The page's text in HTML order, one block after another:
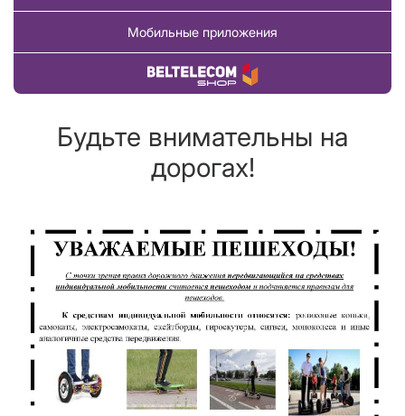
Мобильные приложения
Купить товар
Будьте внимательны на
дорогах!